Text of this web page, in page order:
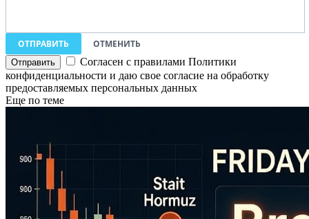
ОТПРАВИТЬ
ОТМЕНИТЬ
Согласен с правилами Политики
конфиденциальности и даю свое согласие на обработку
предоставляемых персональных данных
Еще по теме